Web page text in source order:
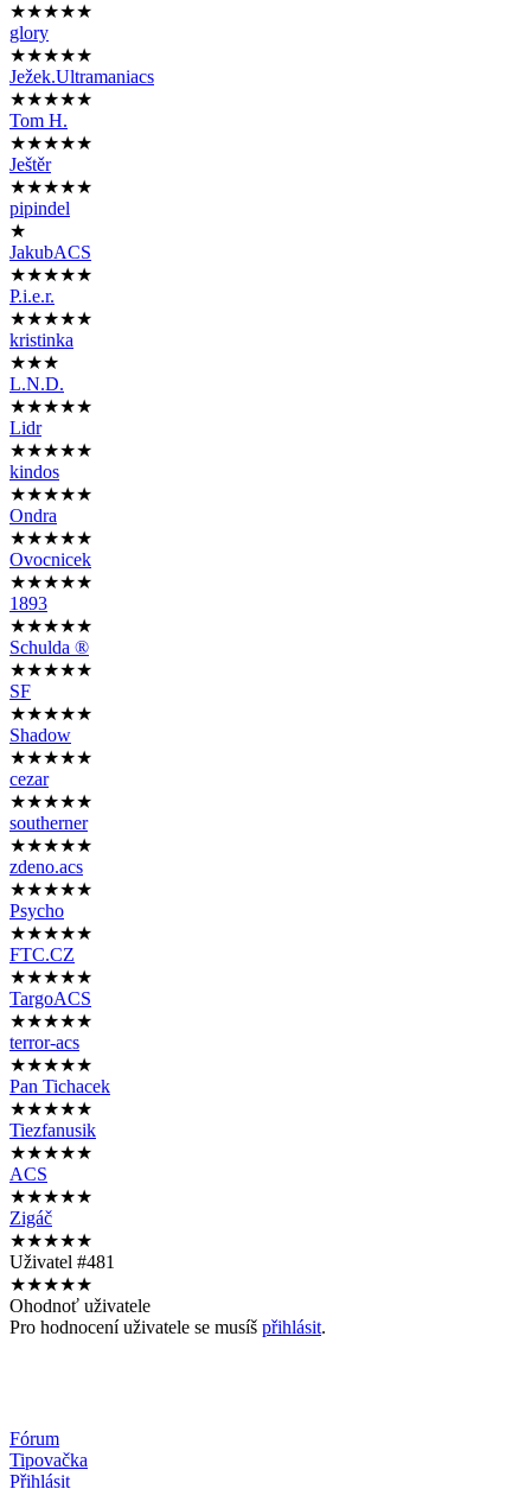
★★★★★
glory
★★★★★
Ježek.Ultramaniacs
★★★★★
Tom H.
★★★★★
Ještěr
★★★★★
pipindel
★
JakubACS
★★★★★
P.i.e.r.
★★★★★
kristinka
★★★
L.N.D.
★★★★★
Lidr
★★★★★
kindos
★★★★★
Ondra
★★★★★
Ovocnicek
★★★★★
1893
★★★★★
Schulda ®
★★★★★
SF
★★★★★
Shadow
★★★★★
cezar
★★★★★
southerner
★★★★★
zdeno.acs
★★★★★
Psycho
★★★★★
FTC.CZ
★★★★★
TargoACS
★★★★★
terror-acs
★★★★★
Pan Tichacek
★★★★★
Tiezfanusik
★★★★★
ACS
★★★★★
Zigáč
★★★★★
Uživatel #481
★★★★★
Ohodnoť uživatele
Pro hodnocení uživatele se musíš přihlásit.
Fórum
Tipovačka
Přihlásit